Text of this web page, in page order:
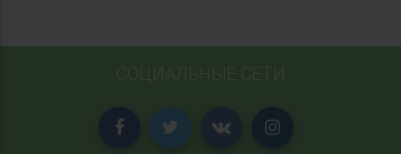
СОЦИАЛЬНЫЕ СЕТИ